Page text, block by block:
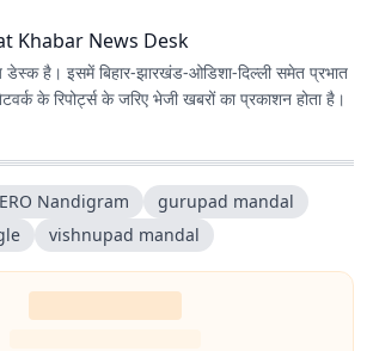
Khabar News Desk
है। इसमें बिहार-झारखंड-ओडिशा-दिल्‍ली समेत प्रभात
के रिपोर्ट्स के जरिए भेजी खबरों का प्रकाशन होता है।
Nandigram
gurupad mandal
vishnupad mandal